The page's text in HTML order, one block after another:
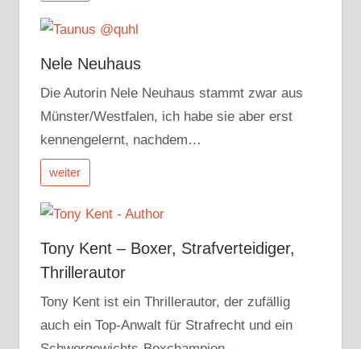
Nele Neuhaus
Die Autorin Nele Neuhaus stammt zwar aus
Münster/Westfalen, ich habe sie aber erst
kennengelernt, nachdem…
weiter
Tony Kent – Boxer, Strafverteidiger,
Thrillerautor
Tony Kent ist ein Thrillerautor, der zufällig
auch ein Top-Anwalt für Strafrecht und ein